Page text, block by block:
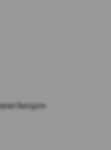
İletişim